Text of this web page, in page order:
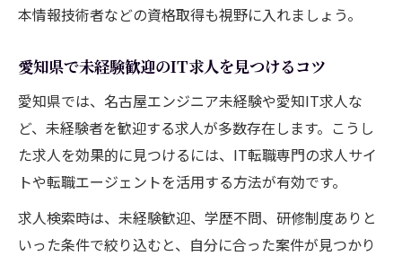
本情報技術者などの資格取得も視野に入れましょう。
愛知県で未経験歓迎のIT求人を見つけるコツ
愛知県では、名古屋エンジニア未経験や愛知IT求人な
ど、未経験者を歓迎する求人が多数存在します。こうし
た求人を効果的に見つけるには、IT転職専門の求人サイ
トや転職エージェントを活用する方法が有効です。
求人検索時は、未経験歓迎、学歴不問、研修制度ありと
いった条件で絞り込むと、自分に合った案件が見つかり